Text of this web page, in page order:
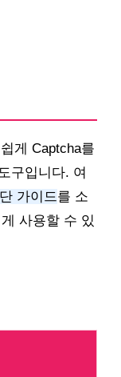
게 Captcha를
구입니다. 여
가이드를 소
사용할 수 있